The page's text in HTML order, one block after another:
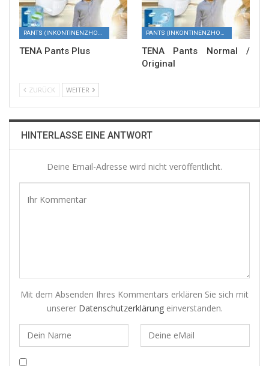
TENA Pants Plus
TENA Pants Normal /
Original
ZURÜCK WEITER
HINTERLASSE EINE ANTWORT
Deine Email-Adresse wird nicht veröffentlicht.
Mit dem Absenden Ihres Kommentars erklären Sie sich mit
unserer Datenschutzerklärungeinverstanden.